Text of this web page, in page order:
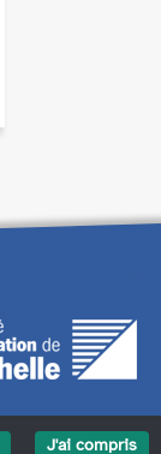
J'ai compris